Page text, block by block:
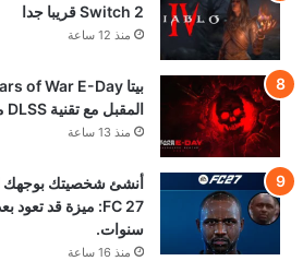
Switch 2 قريبا جدا
منذ 12 ساعة
المقبل مع تقنية DLSS من Nvidia
منذ 13 ساعة
سنوات.
منذ 16 ساعة